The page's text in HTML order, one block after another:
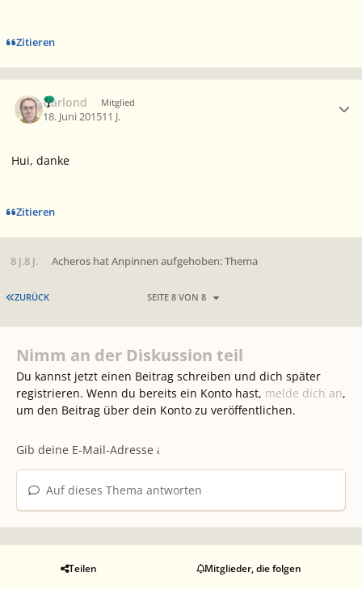
Zitieren
Garlond Mitglied
18. Juni 201511 J.
Hui, danke
Zitieren
8 J.8 J. Acheroshat Anpinnen aufgehoben: Thema
ERSTE SEITE
ZURÜCK SEITE 8 VON 8
Nimm an der Diskussion teil
Du kannst jetzt einen Beitrag schreiben und dich später
registrieren. Wenn du bereits ein Konto hast, melde dich an,
um den Beitrag über dein Konto zu veröffentlichen.
Auf dieses Thema antworten
Teilen Mitglieder, die folgen